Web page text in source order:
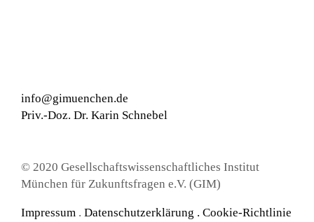
info@gimuenchen.de
Priv.-Doz. Dr. Karin Schnebel
© 2020 Gesellschaftswissenschaftliches Institut
München für Zukunftsfragen e.V. (GIM)
Impressum . Datenschutzerklärung . Cookie-Richtlinie